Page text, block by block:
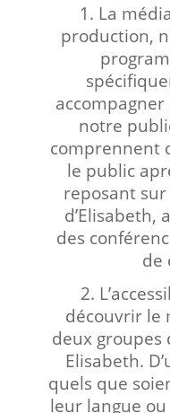
1. La
production,
accompagner
notre
comprennent
le public
reposant sur
d’Elisabeth,
des
de
2.
découvrir le
deux groupes
Elisabeth.
quels que
leur langue